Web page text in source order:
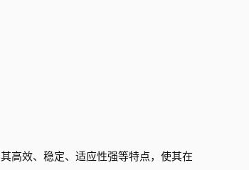
高效、稳定、适应性强等特点，使其在